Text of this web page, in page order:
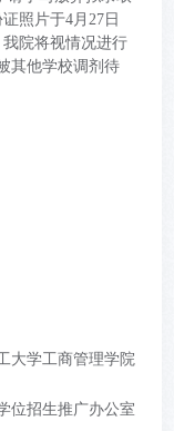
照片于4月27日
我院将视情况进行
其他学校调剂待
大学工商管理学院
位招生推广办公室